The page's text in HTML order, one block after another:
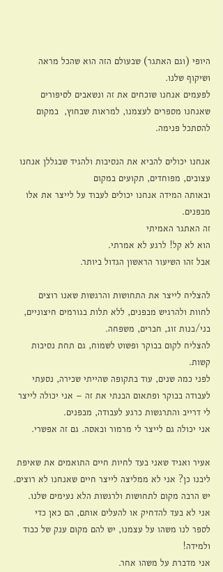
היופי (וגם האתגר) שבעולם הזה הוא שהכל מראה
ושיקוף שלנו.
לפעמים אנחנו שוכחים את זה ונשאבים לסיפורים
שאנחנו מספרים לעצמנו, למראות שבחוץ,  במקום
להסתכל פנימה.
אנחנו יכולים להביא את הנסיבות ולהגיד שבגללן אנחנו
עצובים, מפוחדים, תקועים במקום
ובאותה המידה אנחנו יכולים לעבוד על לייצר את אלו
מבפנים.
זה האתגר האמיתי
הוא לא קל! לרגע לא אמרתי.
אבל זהו השיעור הראשון הגדול ביותר.
להצליח לייצר את התחושות והרגשות שאנו רוצים
לחוות ולהרגיש מבפנים, ללא תלות בגורמים חיצוניים,
בני/בנות זוג, חברים, משפחה.
להצליח לקום בבוקר ופשוט לשמוח, גם תחת נסיבות
קשות.
לפני כמה שנים, עוד בתקופה שהייתי שכירה, נסעתי
לעבודה בבוקר ופתאום הבנתי את זה – אני יכולה לייצר
לי דרייב והתרגשות כרגע לעבודה, מבפנים.
אני יכולה גם לייצר לי מרמור ובאסה. גם זה אפשרי.
אעיר ואגיד שאני בעד לחיות חיים התואמים את שאיפת
ליבנו כן? אני לא ממליצה לייצר חיים שאנחנו לא רוצים.
יש הרבה מקום לתחושות ולרגשות הלא נעימים שלנו.
אני לא בעד להדחיק או להעלים אותם, הם כאן כדי
לספר לנו משהו על עצמנו, יש להם מקום ענק של כבוד
ולמידה!
אני מדברת על משהו אחר.